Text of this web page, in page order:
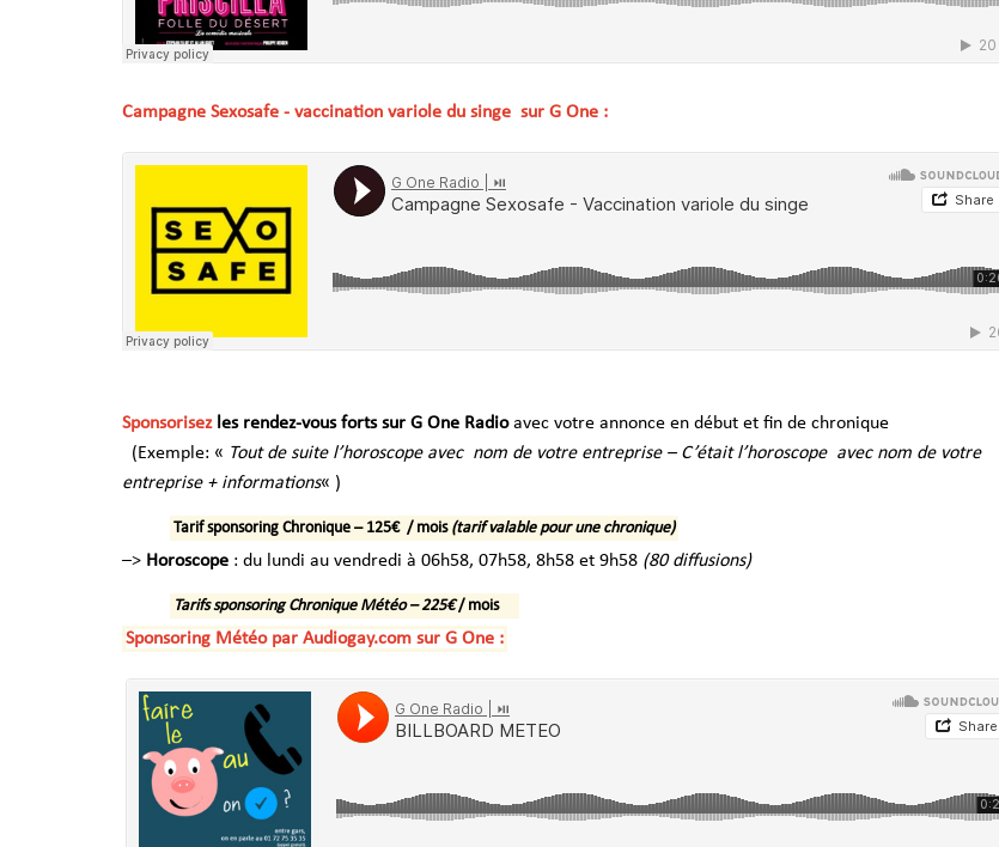
Campagne Sexosafe - vaccination variole du singe sur G One :
Sponsorisez les rendez-vous forts sur G One Radio avec votre annonce en début et fin de chronique
(Exemple: « Tout de suite l’horoscope avec nom de votre entreprise – C’était l’horoscope avec nom de votre
entreprise + informations« )
Tarif sponsoring Chronique – 125€ / mois (tarif valable pour une chronique)
–> Horoscope : du lundi au vendredi à 06h58, 07h58, 8h58 et 9h58 (80 diffusions)
Tarifs sponsoring Chronique Météo – 225€/ mois
Sponsoring Météo par Audiogay.com sur G One :